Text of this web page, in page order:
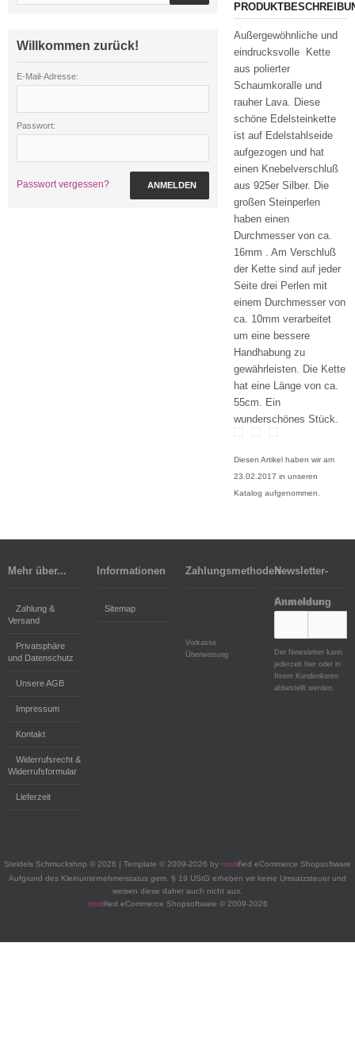
Außergewöhnliche und
eindrucksvolle Kette
aus polierter
Schaumkoralle und
rauher Lava. Diese
schöne Edelsteinkette
ist auf Edelstahlseide
aufgezogen und hat
einen Knebelverschluß
aus 925er Silber. Die
großen Steinperlen
haben einen
Durchmesser von ca.
16mm . Am Verschluß
der Kette sind auf jeder
Seite drei Perlen mit
einem Durchmesser von
ca. 10mm verarbeitet
um eine bessere
Handhabung zu
gewährleisten. Die Kette
hat eine Länge von ca.
55cm. Ein
wunderschönes Stück.
Diesen Artikel haben wir am
23.02.2017 in unseren
Katalog aufgenommen.
Willkommen zurück!
E-Mail-Adresse:
Passwort:
Passwort vergessen? ANMELDEN
Mehr über...
Zahlung &
Versand
Privatsphäre
und Datenschutz
Unsere AGB
Impressum
Kontakt
Widerrufsrecht &
Widerrufsformular
Lieferzeit
Informationen
Sitemap
Zahlungsmethoden
Vorkasse
Überweisung
Newsletter-
Anmeldung
E-Mail-Adresse:
Der Newsletter kann
jederzeit hier oder in
Ihrem Kundenkonto
abbestellt werden.
Steidels Schmuckshop © 2026 | Template © 2009-2026 by modified eCommerce Shopsoftware
Aufgrund des Kleinunternehmerstatus gem. § 19 UStG erheben wir keine Umsatzsteuer und
weisen diese daher auch nicht aus.
modified eCommerce Shopsoftware © 2009-2026